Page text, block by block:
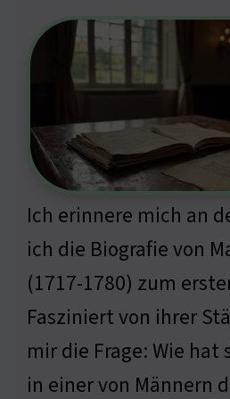
Ich erinnere mich an
ich die Biografie von
(1717-1780) zum
Fasziniert von ihrer
mir die Frage: Wie hat
in einer von Männern